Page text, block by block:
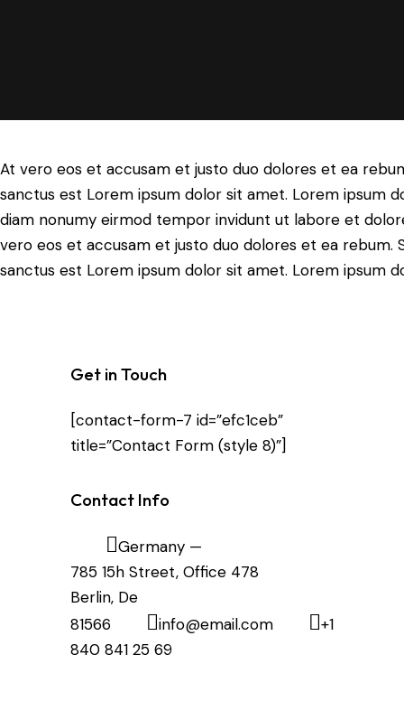
At vero eos et accusam et justo duo dolores et ea
sanctus est Lorem ipsum dolor sit amet. Lorem ipsum
diam nonumy eirmod tempor invidunt ut labore et
vero eos et accusam et justo duo dolores et ea rebum.
sanctus est Lorem ipsum dolor sit amet. Lorem ipsum
Get in Touch
[contact-form-7 id=”efc1ceb”
title=”Contact Form (style 8)”]
Contact Info
Germany —
785 15h Street, Office 478
Berlin, De
81566
info@email.com
+1
840 841 25 69